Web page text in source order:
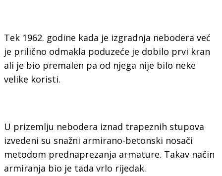
Tek 1962. godine kada je izgradnja nebodera već
je prilično odmakla poduzeće je dobilo prvi kran
ali je bio premalen pa od njega nije bilo neke
velike koristi.
U prizemlju nebodera iznad trapeznih stupova
izvedeni su snažni armirano-betonski nosači
metodom prednaprezanja armature. Takav način
armiranja bio je tada vrlo rijedak.